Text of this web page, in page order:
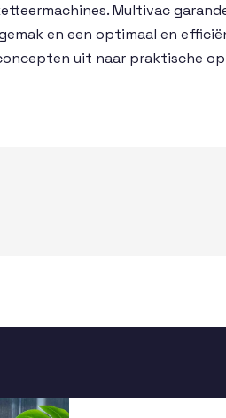
Multivac
en een optimaal en
uit naar praktische